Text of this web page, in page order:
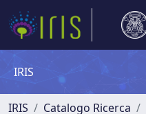
IRIS
IRIS Catalogo Ricerca